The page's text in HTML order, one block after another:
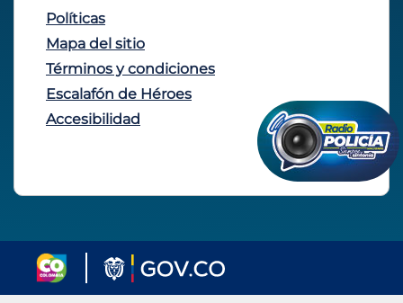
Políticas
Mapa del sitio
Términos y condiciones
Escalafón de Héroes
Accesibilidad